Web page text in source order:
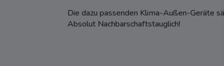
Die dazu passenden Klima-Außen-Geräte
Absolut Nachbarschaftstauglich!